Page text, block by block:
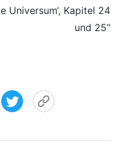
Universum‘, Kapitel 24
und 25“